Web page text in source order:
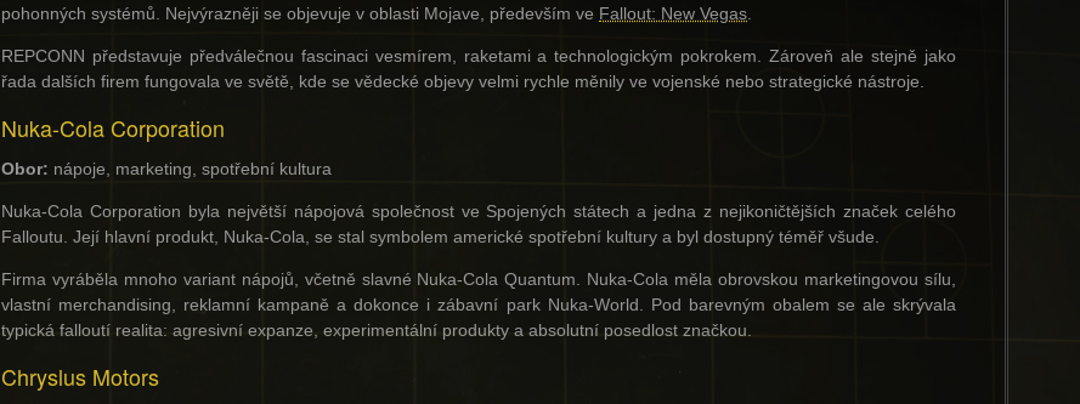
pohonných systémů. Nejvýrazněji se objevuje v oblasti Mojave, především ve Fallout: New Vegas.
REPCONN představuje předválečnou fascinaci vesmírem, raketami a technologickým pokrokem. Zároveň ale stejně jako
řada dalších firem fungovala ve světě, kde se vědecké objevy velmi rychle měnily ve vojenské nebo strategické nástroje.
Nuka-Cola Corporation
Obor: nápoje, marketing, spotřební kultura
Nuka-Cola Corporation byla největší nápojová společnost ve Spojených státech a jedna z nejikoničtějších značek celého
Falloutu. Její hlavní produkt, Nuka-Cola, se stal symbolem americké spotřební kultury a byl dostupný téměř všude.
Firma vyráběla mnoho variant nápojů, včetně slavné Nuka-Cola Quantum. Nuka-Cola měla obrovskou marketingovou sílu,
vlastní merchandising, reklamní kampaně a dokonce i zábavní park Nuka-World. Pod barevným obalem se ale skrývala
typická falloutí realita: agresivní expanze, experimentální produkty a absolutní posedlost značkou.
Chryslus Motors